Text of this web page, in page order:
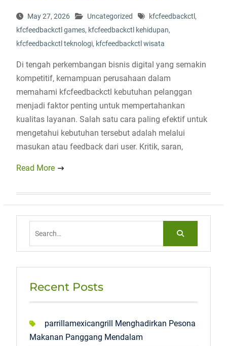
May 27, 2026 Uncategorized kfcfeedbackctl ,
kfcfeedbackctl games, kfcfeedbackctl kehidupan,
kfcfeedbackctl teknologi, kfcfeedbackctl wisata
Di tengah perkembangan bisnis digital yang semakin
kompetitif, kemampuan perusahaan dalam
memahami kfcfeedbackctl kebutuhan pelanggan
menjadi faktor penting untuk mempertahankan
kualitas layanan. Salah satu cara paling efektif untuk
mengetahui kebutuhan tersebut adalah melalui
masukan atau feedback dari user. Kritik, saran,
Read More
Recent Posts
parrillamexicangrill Menghadirkan Pesona
Makanan Panggang Mendalam